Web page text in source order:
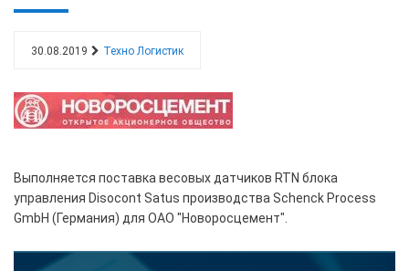
30.08.2019 Техно Логистик
Выполняется поставка весовых датчиков RTN блока
управления Disocont Satus производства Schenck Process
GmbH (Германия) для ОАО "Новоросцемент".